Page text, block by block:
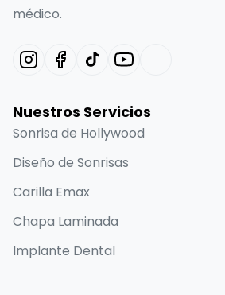
médico.
Nuestros Servicios
Sonrisa de Hollywood
Diseño de Sonrisas
Carilla Emax
Chapa Laminada
Implante Dental